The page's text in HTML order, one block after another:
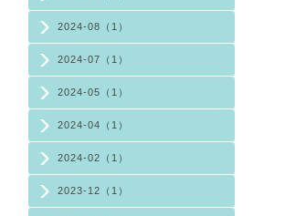
2024-08（1）
2024-07（1）
2024-05（1）
2024-04（1）
2024-02（1）
2023-12（1）